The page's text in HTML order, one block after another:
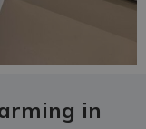
in